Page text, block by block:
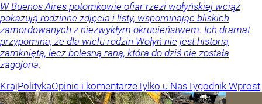
W Buenos Aires potomkowie ofiar rzezi wołyńskiej wciąż
pokazują rodzinne zdjęcia i listy, wspominając bliskich
zamordowanych z niezwykłym okrucieństwem. Ich dramat
przypomina, że dla wielu rodzin Wołyń nie jest historią
zamkniętą, lecz bolesną raną, która do dziś nie została
zagojona.
KrajPolitykaOpinie i komentarzeTylko u NasTygodnik Wprost